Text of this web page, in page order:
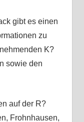
gibt es einen
zu
K?
sowie den
auf der R?
Frohnhausen,